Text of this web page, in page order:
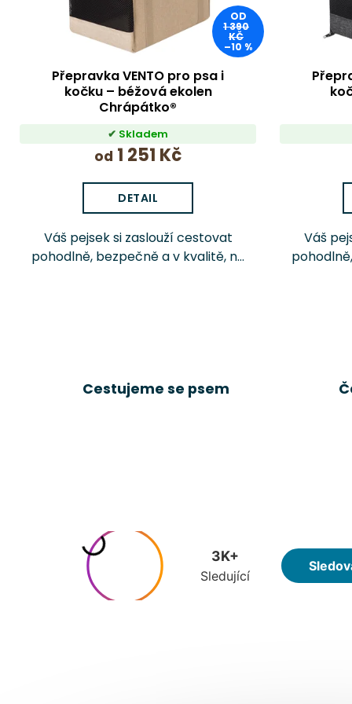
OD
1 390
KČ
–10 %
Přepravka VENTO pro psa i
kočku – béžová ekolen
Chrápátko®
Skladem
od 1 251 Kč
DETAIL
Váš pejsek si zaslouží cestovat
pohodlně, bezpečně a v kvalitě, na
Váš
Cestujeme se psem